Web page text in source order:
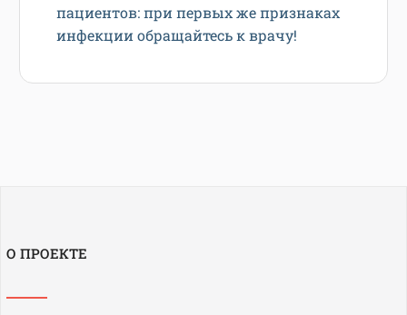
пациентов: при первых же признаках
инфекции обращайтесь к врачу!
О ПРОЕКТЕ